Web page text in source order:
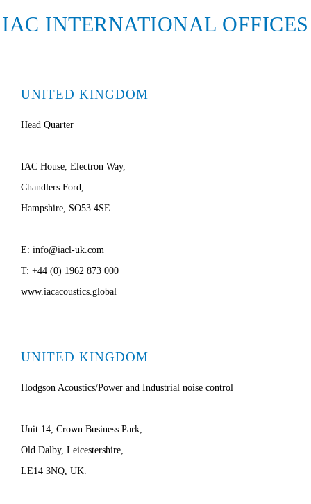
IAC INTERNATIONAL OFFICES
UNITED KINGDOM
Head Quarter
IAC House, Electron Way,
Chandlers Ford,
Hampshire, SO53 4SE.
E: info@iacl-uk.com
T: +44 (0) 1962 873 000
www.iacacoustics.global
UNITED KINGDOM
Hodgson Acoustics/Power and Industrial noise control
Unit 14, Crown Business Park,
Old Dalby, Leicestershire,
LE14 3NQ, UK.